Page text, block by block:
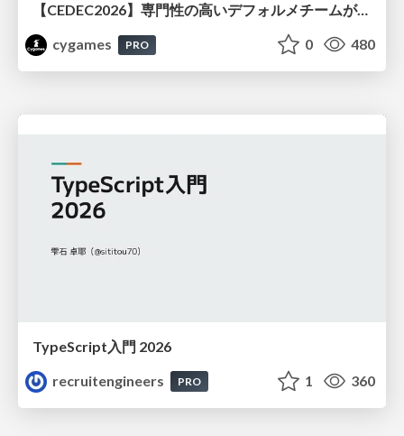
【CEDEC2026】専門性の高いデフォルメチームが挑んだ人材育成戦略 〜Cygames Academiaの企画から実施まで〜
cygames
PRO 0 480
TypeScript入門 2026
recruitengineers
PRO 1 360